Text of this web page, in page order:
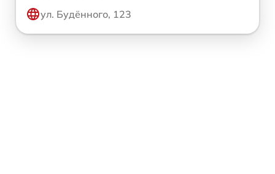
ул. Будённого, 123